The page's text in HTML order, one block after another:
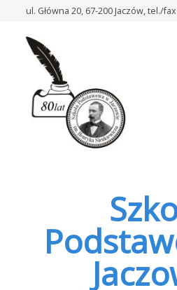
Przyszłości
2024/2025
Semestr
ul. Główna 20, 67-200 Jaczów, tel./